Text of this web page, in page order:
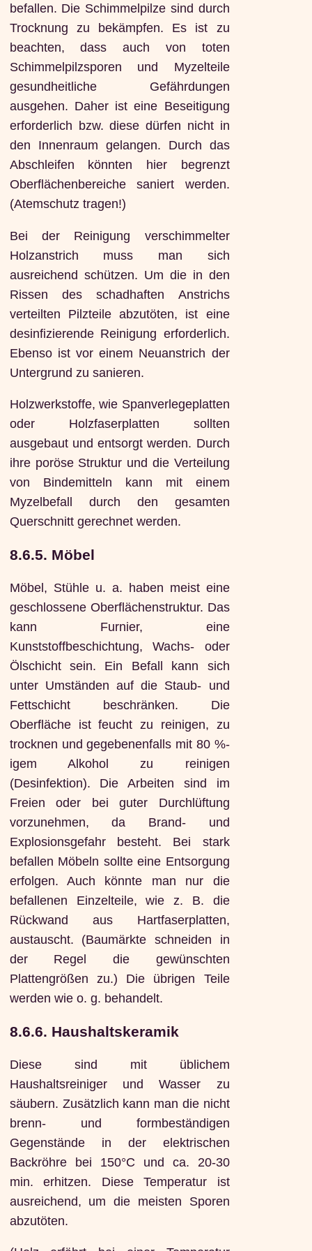
befallen. Die Schimmelpilze sind durch
Trocknung zu bekämpfen. Es ist zu
beachten, dass auch von toten
Schimmelpilzsporen und Myzelteile
gesundheitliche Gefährdungen
ausgehen. Daher ist eine Beseitigung
erforderlich bzw. diese dürfen nicht in
den Innenraum gelangen. Durch das
Abschleifen könnten hier begrenzt
Oberflächenbereiche saniert werden.
(Atemschutz tragen!)
Bei der Reinigung verschimmelter
Holzanstrich muss man sich
ausreichend schützen. Um die in den
Rissen des schadhaften Anstrichs
verteilten Pilzteile abzutöten, ist eine
desinfizierende Reinigung erforderlich.
Ebenso ist vor einem Neuanstrich der
Untergrund zu sanieren.
Holzwerkstoffe, wie Spanverlegeplatten
oder Holzfaserplatten sollten
ausgebaut und entsorgt werden. Durch
ihre poröse Struktur und die Verteilung
von Bindemitteln kann mit einem
Myzelbefall durch den gesamten
Querschnitt gerechnet werden.
8.6.5. Möbel
Möbel, Stühle u. a. haben meist eine
geschlossene Oberflächenstruktur. Das
kann Furnier, eine
Kunststoffbeschichtung, Wachs- oder
Ölschicht sein. Ein Befall kann sich
unter Umständen auf die Staub- und
Fettschicht beschränken. Die
Oberfläche ist feucht zu reinigen, zu
trocknen und gegebenenfalls mit 80 %-
igem Alkohol zu reinigen
(Desinfektion). Die Arbeiten sind im
Freien oder bei guter Durchlüftung
vorzunehmen, da Brand- und
Explosionsgefahr besteht. Bei stark
befallen Möbeln sollte eine Entsorgung
erfolgen. Auch könnte man nur die
befallenen Einzelteile, wie z. B. die
Rückwand aus Hartfaserplatten,
austauscht. (Baumärkte schneiden in
der Regel die gewünschten
Plattengrößen zu.) Die übrigen Teile
werden wie o. g. behandelt.
8.6.6. Haushaltskeramik
Diese sind mit üblichem
Haushaltsreiniger und Wasser zu
säubern. Zusätzlich kann man die nicht
brenn- und formbeständigen
Gegenstände in der elektrischen
Backröhre bei 150°C und ca. 20-30
min. erhitzen. Diese Temperatur ist
ausreichend, um die meisten Sporen
abzutöten.